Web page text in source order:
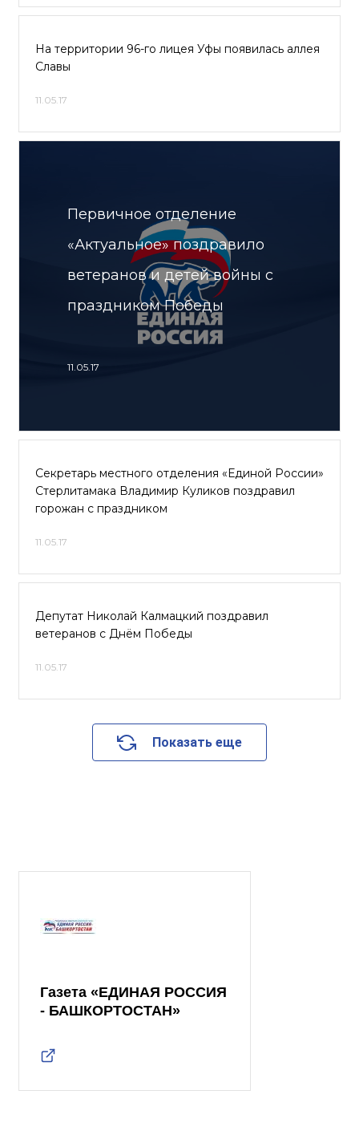
На территории 96-го лицея Уфы появилась аллея
Славы
11.05.17
Первичное отделение
«Актуальное» поздравило
ветеранов и детей войны с
праздником Победы
11.05.17
Секретарь местного отделения «Единой России»
Стерлитамака Владимир Куликов поздравил
горожан с праздником
11.05.17
Депутат Николай Калмацкий поздравил
ветеранов с Днём Победы
11.05.17
Показать еще
Газета «ЕДИНАЯ РОССИЯ
- БАШКОРТОСТАН»